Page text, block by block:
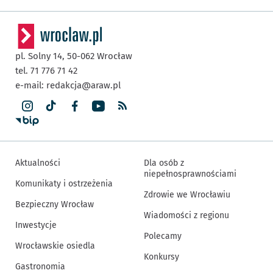
pl. Solny 14, 50-062 Wrocław
tel. 71 776 71 42
e-mail: redakcja@araw.pl
Aktualności
Komunikaty i ostrzeżenia
Bezpieczny Wrocław
Inwestycje
Wrocławskie osiedla
Gastronomia
Dla osób z
niepełnosprawnościami
Zdrowie we Wrocławiu
Wiadomości z regionu
Polecamy
Konkursy